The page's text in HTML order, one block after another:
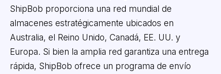
ShipBob proporciona una red mundial de
almacenes estratégicamente ubicados en
Australia, el Reino Unido, Canadá, EE. UU. y
Europa. Si bien la amplia red garantiza una entrega
rápida, ShipBob ofrece un programa de envío